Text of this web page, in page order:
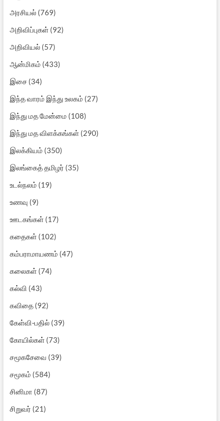
அரசியல்(769)
அறிவிப்புகள்(92)
அறிவியல்(57)
ஆன்மிகம் (433)
இசை(34)
இந்த வாரம் இந்து உலகம் (27)
இந்து மத மேன்மை (108)
இந்து மத விளக்கங்கள்(290)
இலக்கியம் (350)
இலங்கைத் தமிழர் (35)
உடல்நலம் (19)
உணவு (9)
ஊடகங்கள்(17)
கதைகள்(102)
கம்பராமாயணம் (47)
கலைகள்(74)
கல்வி (43)
கவிதை(92)
கேள்வி-பதில்(39)
கோயில்கள்(73)
சமூகசேவை (39)
சமூகம் (584)
சினிமா (87)
சிறுவர் (21)